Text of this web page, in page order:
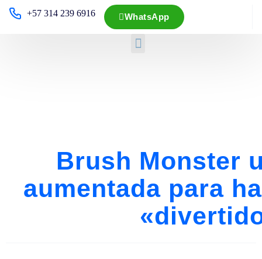
+57 314 239 6916 WhatsApp
Brush Monster
aumentada para